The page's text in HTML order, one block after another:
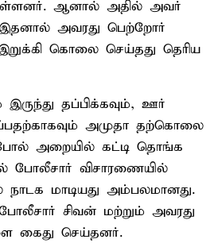
ஆனால் அதில் அவர்
இதனால் அவரது பெற்றோர்
கொலை செய்தது தெரிய
தப்பிக்கவும், ஊர்
அமுதா தற்கொலை
அறையில் கட்டி தொங்க
போலீசார் விசாரணையில்
மாடியது அம்பலமானது.
சிவன் மற்றும் அவரது
கைது செய்தனர்.